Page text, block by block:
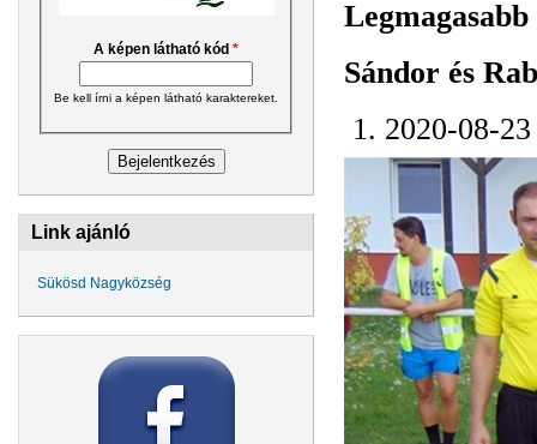
A képen látható kód *
Be kell írni a képen látható karaktereket.
Link ajánló
Sükösd Nagyközség
Sándor és
1. 2020-08-